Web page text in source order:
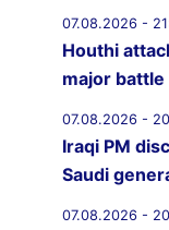
07.08.2026 -
Houthi
major
07.08.2026 -
Iraqi PM
Saudi
07.08.2026 -